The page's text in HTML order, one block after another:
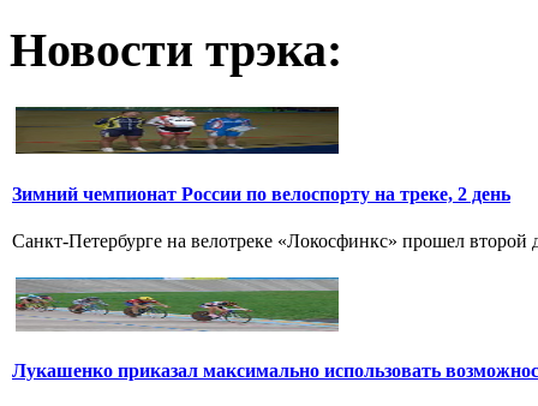
Новости трэка:
Зимний чемпионат России по велоспорту на треке, 2 день
Санкт-Петербурге на велотреке «Локосфинкс» прошел
Лукашенко приказал максимально использовать